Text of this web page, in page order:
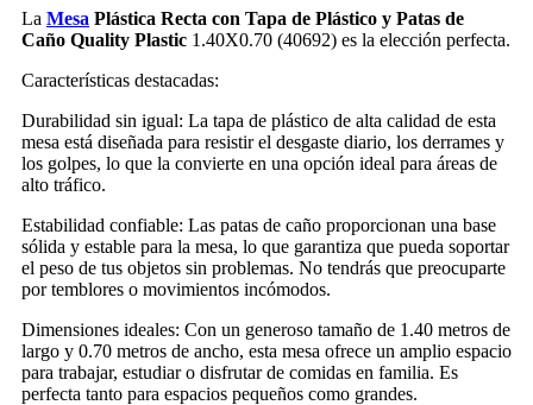
La Mesa Plástica Recta con Tapa de Plástico y Patas de
Caño Quality Plastic 1.40X0.70 (40692) es la elección perfecta.
Características destacadas:
Durabilidad sin igual: La tapa de plástico de alta calidad de esta
mesa está diseñada para resistir el desgaste diario, los derrames y
los golpes, lo que la convierte en una opción ideal para áreas de
alto tráfico.
Estabilidad confiable: Las patas de caño proporcionan una base
sólida y estable para la mesa, lo que garantiza que pueda soportar
el peso de tus objetos sin problemas. No tendrás que preocuparte
por temblores o movimientos incómodos.
Dimensiones ideales: Con un generoso tamaño de 1.40 metros de
largo y 0.70 metros de ancho, esta mesa ofrece un amplio espacio
para trabajar, estudiar o disfrutar de comidas en familia. Es
perfecta tanto para espacios pequeños como grandes.